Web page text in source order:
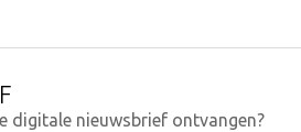
digitale nieuwsbrief ontvangen?